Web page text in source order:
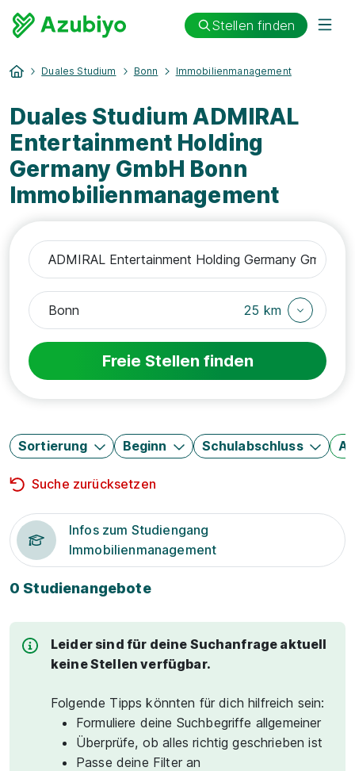
Stellen finden
Duales Studium Bonn Immobilienmanagement
Duales Studium ADMIRAL
Entertainment Holding
Germany GmbH Bonn
Immobilienmanagement
25 km
Freie Stellen finden
Sortierung Beginn Schulabschluss
Suche zurücksetzen
Infos zum Studiengang
Immobilienmanagement
0 Studienangebote
Leider sind für deine Suchanfrage aktuell
keine Stellen verfügbar.
Folgende Tipps könnten für dich hilfreich sein:
Formuliere deine Suchbegriffe allgemeiner
Überprüfe, ob alles richtig geschrieben ist
Passe deine Filter an